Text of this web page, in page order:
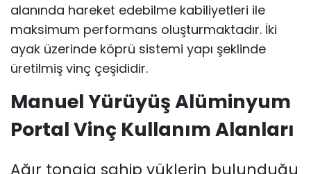
alanında hareket edebilme kabiliyetleri ile
maksimum performans oluşturmaktadır. İki
ayak üzerinde köprü sistemi yapı şeklinde
üretilmiş vinç çeşididir.
Manuel Yürüyüş Alüminyum
Portal Vinç Kullanım Alanları